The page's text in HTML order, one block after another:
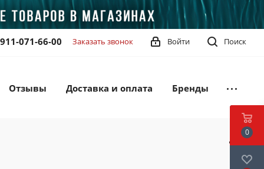
Поиск
Войти
071-66-00 Заказать звонок
Отзывы Доставка и оплата Бренды
0